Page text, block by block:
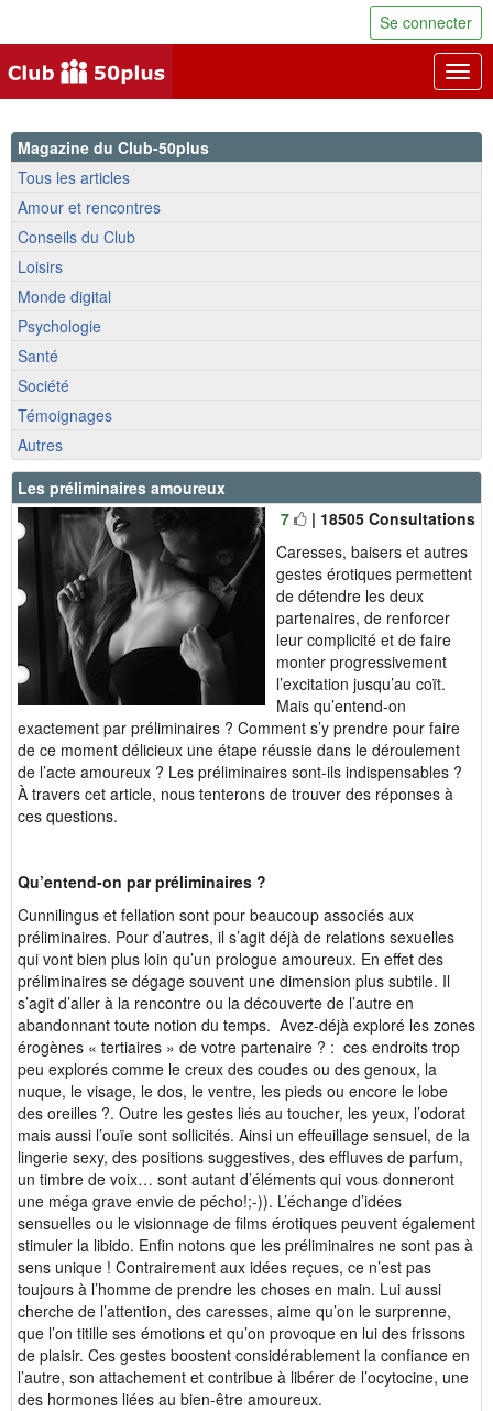
Se connecter
Magazine du Club-50plus
Tous les articles
Amour et rencontres
Conseils du Club
Loisirs
Monde digital
Psychologie
Santé
Société
Témoignages
Autres
Les préliminaires amoureux
7
| 18505 Consultations
Caresses, baisers et autres
gestes érotiques permettent
de détendre les deux
partenaires, de renforcer
leur complicité et de faire
monter progressivement
l’excitation jusqu’au coït.
Mais qu’entend-on
exactement par préliminaires ? Comment s’y prendre pour faire
de ce moment délicieux une étape réussie dans le déroulement
de l’acte amoureux ? Les préliminaires sont-ils indispensables ?
À travers cet article, nous tenterons de trouver des réponses à
ces questions.
Qu’entend-on par préliminaires ?
Cunnilingus et fellation sont pour beaucoup associés aux
préliminaires. Pour d’autres, il s’agit déjà de relations sexuelles
qui vont bien plus loin qu’un prologue amoureux. En effet des
préliminaires se dégage souvent une dimension plus subtile. Il
s’agit d’aller à la rencontre ou la découverte de l’autre en
abandonnant toute notion du temps. Avez-déjà exploré les zones
érogènes « tertiaires » de votre partenaire ? : ces endroits trop
peu explorés comme le creux des coudes ou des genoux, la
nuque, le visage, le dos, le ventre, les pieds ou encore le lobe
des oreilles ?. Outre les gestes liés au toucher, les yeux, l’odorat
mais aussi l’ouïe sont sollicités. Ainsi un effeuillage sensuel, de la
lingerie sexy, des positions suggestives, des effluves de parfum,
un timbre de voix… sont autant d’éléments qui vous donneront
une méga grave envie de pécho!;-)). L’échange d’idées
sensuelles ou le visionnage de films érotiques peuvent également
stimuler la libido. Enfin notons que les préliminaires ne sont pas à
sens unique ! Contrairement aux idées reçues, ce n’est pas
toujours à l’homme de prendre les choses en main. Lui aussi
cherche de l’attention, des caresses, aime qu’on le surprenne,
que l’on titille ses émotions et qu’on provoque en lui des frissons
de plaisir. Ces gestes boostent considérablement la confiance en
l’autre, son attachement et contribue à libérer de l’ocytocine, une
des hormones liées au bien-être amoureux.